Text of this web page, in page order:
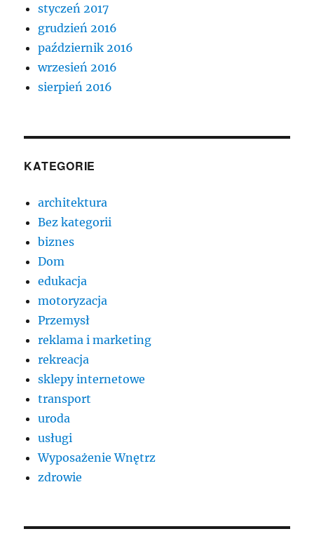
styczeń 2017
grudzień 2016
październik 2016
wrzesień 2016
sierpień 2016
KATEGORIE
architektura
Bez kategorii
biznes
Dom
edukacja
motoryzacja
Przemysł
reklama i marketing
rekreacja
sklepy internetowe
transport
uroda
usługi
Wyposażenie Wnętrz
zdrowie